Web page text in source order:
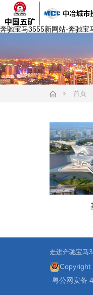
奔驰宝马3555新网站-奔驰宝
> 首页
走进奔驰宝马
Copyright
粤公网安备